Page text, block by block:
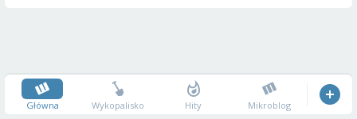
Główna Wykopalisko Hity Mikroblog